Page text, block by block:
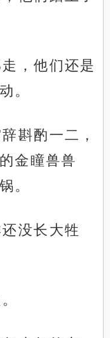
，他们还是
。
斟酌一二，
金瞳兽兽
。
没长大牲